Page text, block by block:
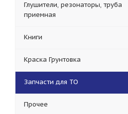
Глушители, резонаторы, труба
приемная
Книги
Краска Грунтовка
Запчасти для ТО
Прочее